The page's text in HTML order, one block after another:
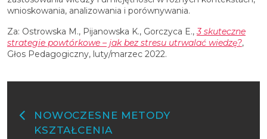
wnioskowania, analizowania i porównywania.
Za: Ostrowska M., Pijanowska K., Gorczyca E.,3 skuteczne
strategie powtórkowe – jak bez stresu utrwalać wiedzę?,
Głos Pedagogiczny, luty/marzec 2022.
NOWOCZESNE METODY
KSZTAŁCENIA